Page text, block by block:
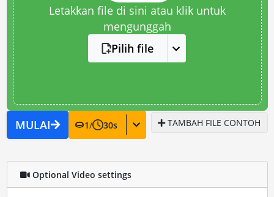
Letakkan file di sini atau klik untuk
mengunggah
Pilih file
MULAI 1/ 30s TAMBAH FILE CONTOH
Optional Video settings